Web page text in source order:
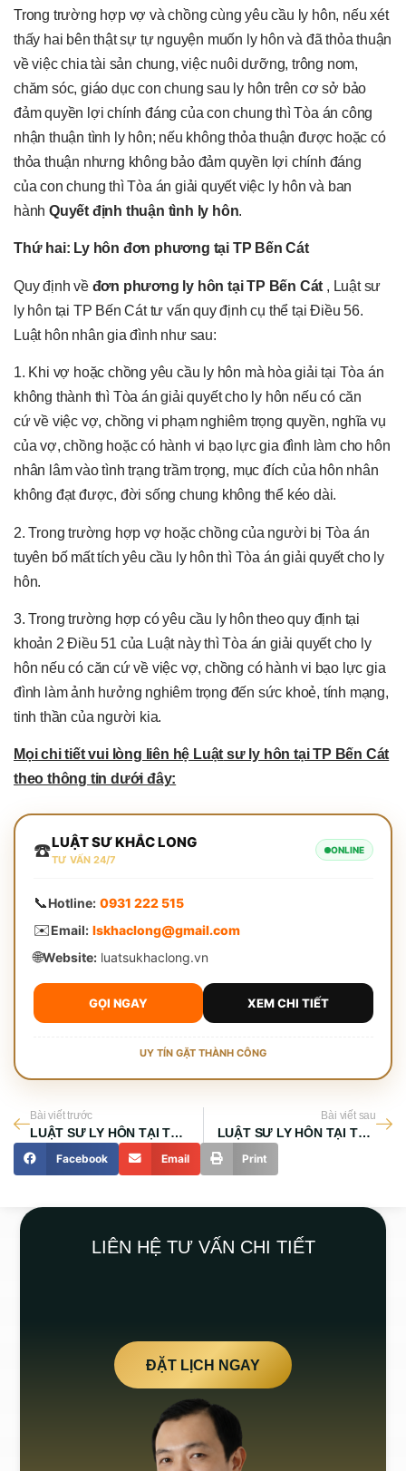
Trong trường hợp vợ và chồng cùng yêu cầu ly hôn, nếu xét
thấy hai bên thật sự tự nguyện muốn ly hôn và đã thỏa thuận
về việc chia tài sản chung, việc nuôi dưỡng, trông nom,
chăm sóc, giáo dục con chung sau ly hôn trên cơ sở bảo
đảm quyền lợi chính đáng của con chung thì Tòa án công
nhận thuận tình ly hôn; nếu không thỏa thuận được hoặc có
thỏa thuận nhưng không bảo đảm quyền lợi chính đáng
của con chung thì Tòa án giải quyết việc ly hôn và ban
hành Quyết định thuận tình ly hôn.
Thứ hai: Ly hôn đơn phương tại TP Bến Cát
Quy định về đơn phương ly hôn tại TP Bến Cát , Luật sư
ly hôn tại TP Bến Cát tư vấn quy định cụ thể tại Điều 56.
Luật hôn nhân gia đình như sau:
1. Khi vợ hoặc chồng yêu cầu ly hôn mà hòa giải tại Tòa án
không thành thì Tòa án giải quyết cho ly hôn nếu có căn
cứ về việc vợ, chồng vi phạm nghiêm trọng quyền, nghĩa vụ
của vợ, chồng hoặc có hành vi bạo lực gia đình làm cho hôn
nhân lâm vào tình trạng trầm trọng, mục đích của hôn nhân
không đạt được, đời sống chung không thể kéo dài.
2. Trong trường hợp vợ hoặc chồng của người bị Tòa án
tuyên bố mất tích yêu cầu ly hôn thì Tòa án giải quyết cho ly
hôn.
3. Trong trường hợp có yêu cầu ly hôn theo quy định tại
khoản 2 Điều 51 của Luật này thì Tòa án giải quyết cho ly
hôn nếu có căn cứ về việc vợ, chồng có hành vi bạo lực gia
đình làm ảnh hưởng nghiêm trọng đến sức khoẻ, tính mạng,
tinh thần của người kia.
Mọi chi tiết vui lòng liên hệ Luật sư ly hôn tại TP Bến Cát
theo thông tin dưới đây:
☎️LUẬT SƯ KHẮC LONG
TƯ VẤN 24/7
ONLINE
📞Hotline: 0931 222 515
✉️Email: lskhaclong@gmail.com
🌐Website:luatsukhaclong.vn
GỌI NGAY XEM CHI TIẾT
UY TÍN GẶT THÀNH CÔNG
Bài viết trước
LUẬT SƯ LY HÔN TẠI TP DĨ AN
Bài viết sau
LUẬT SƯ LY HÔN TẠI THỊ XÃ TÂN UYÊN
Facebook Email Print
LIÊN HỆ TƯ VẤN CHI TIẾT
ĐẶT LỊCH NGAY